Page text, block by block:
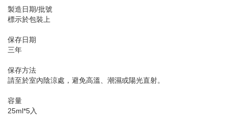
製造日期/批號
標示於包裝上
保存日期
三年
保存方法
請至於室內陰涼處，避免高溫、潮濕或陽光直射。
容量
25ml*5入